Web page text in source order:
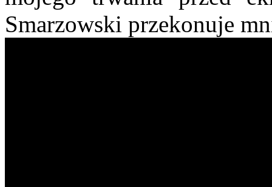
Smarzowski przekonuje